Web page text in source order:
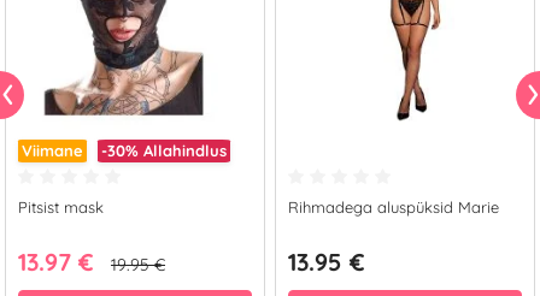
Viimane -30% Allahindlus
Pitsist mask
13.97 € 19.95 €
Rihmadega aluspüksid Marie
13.95 €